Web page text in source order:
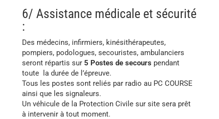
6/ Assistance médicale et sécurité
:
Des médecins, infirmiers, kinésithérapeutes,
pompiers, podologues, secouristes, ambulanciers
seront répartis sur 5 Postes de secours pendant
toute la durée de l’épreuve.
Tous les postes sont reliés par radio au PC COURSE
ainsi que les signaleurs.
Un véhicule de la Protection Civile sur site sera prêt
à intervenir à tout moment.